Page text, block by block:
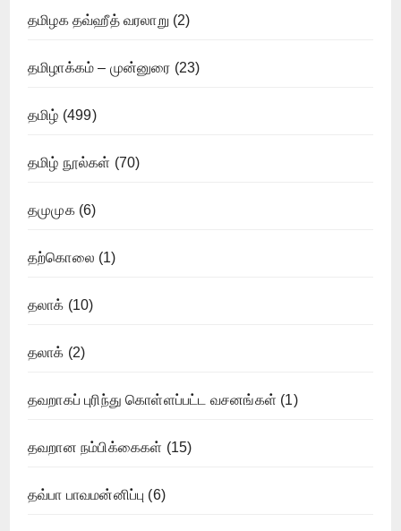
தமிழக தவ்ஹீத் வரலாறு (2)
தமிழாக்கம் – முன்னுரை (23)
தமிழ் (499)
தமிழ் நூல்கள் (70)
தமுமுக(6)
தற்கொலை (1)
தலாக் (10)
தலாக் (2)
தவறாகப் புரிந்து கொள்ளப்பட்ட வசனங்கள் (1)
தவறான நம்பிக்கைகள் (15)
தவ்பா பாவமன்னிப்பு (6)